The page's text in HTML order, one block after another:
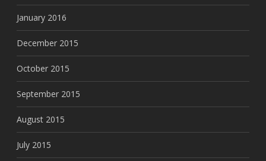
January 2016
December 2015
October 2015
September 2015
August 2015
July 2015